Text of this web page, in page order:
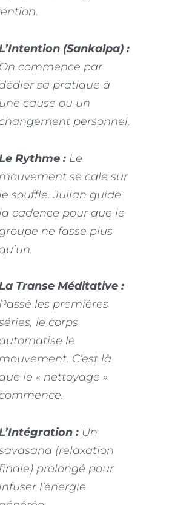
(Sankalpa) :
On commence par
sa pratique à
une cause ou un
personnel.
Rythme :Le
mouvement se cale sur
le souffle. Julian guide
la cadence pour que le
groupe ne fasse plus
Transe Méditative :
Passé les premières
le corps
le
mouvement. C’est là
le « nettoyage »
:Un
(relaxation
finale) prolongé pour
infuser l’énergie